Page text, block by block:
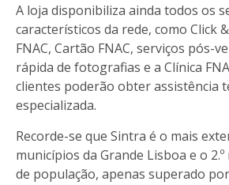
A loja disponibiliza ainda todos os
característicos da rede, como Click
FNAC, Cartão FNAC, serviços pós-
rápida de fotografias e a Clínica
clientes poderão obter assistência
especializada.
Recorde-se que Sintra é o mais
municípios da Grande Lisboa e o
de população, apenas superado